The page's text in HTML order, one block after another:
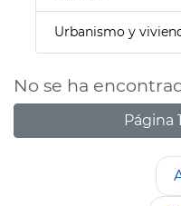
Urbanismo y
No se ha
Página